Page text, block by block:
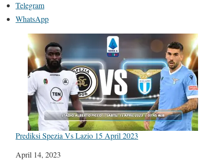
Telegram
WhatsApp
Prediksi Spezia Vs Lazio 15 April 2023
Tanggal
April 14, 2023